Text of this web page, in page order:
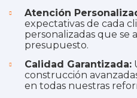
Atención
expectativas de cada
personalizadas que se
presupuesto.
Calidad Garantizada:
construcción
en todas nuestras